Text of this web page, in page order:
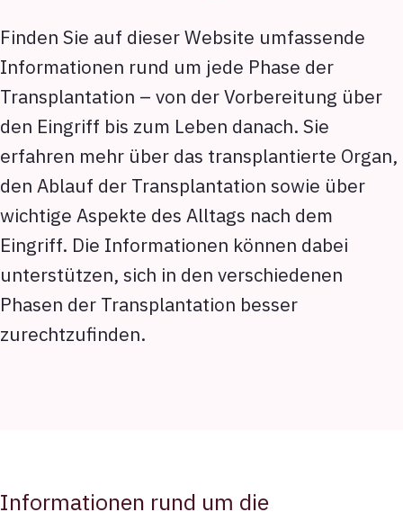
Finden Sie auf dieser Website umfassende
Informationen rund um jede Phase der
Transplantation – von der Vorbereitung über
den Eingriff bis zum Leben danach. Sie
erfahren mehr über das transplantierte Organ,
den Ablauf der Transplantation sowie über
wichtige Aspekte des Alltags nach dem
Eingriff. Die Informationen können dabei
unterstützen, sich in den verschiedenen
Phasen der Transplantation besser
zurechtzufinden.
Informationen rund um die